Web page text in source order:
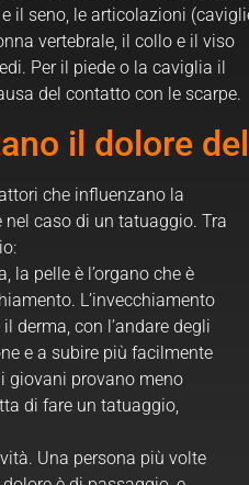
il seno, le articolazioni
vertebrale, il collo e il viso
Per il piede o la caviglia il
del contatto con le scarpe.
il dolore
che influenzano la
nel caso di un tatuaggio. Tra
la pelle è l’organo che è
L’invecchiamento
derma, con l’andare degli
e a subire più facilmente
giovani provano meno
di fare un tatuaggio,
Una persona più volte